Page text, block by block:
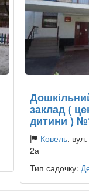
заклад (
дитини )
Ковель,
2а
Тип садочку: